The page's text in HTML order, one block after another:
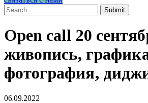
Submit
Open call 20
живопись,
фотография,
06.09.2022